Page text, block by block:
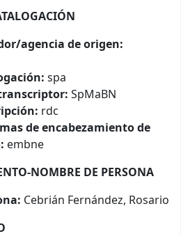
agencia de origen:
spa
SpMaBN
rdc
de encabezamiento de
embne
NOMBRE DE PERSONA
Cebrián Fernández, Rosario